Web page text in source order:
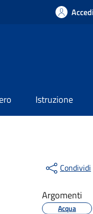
Istruzione
Condividi
Argomenti
Acqua